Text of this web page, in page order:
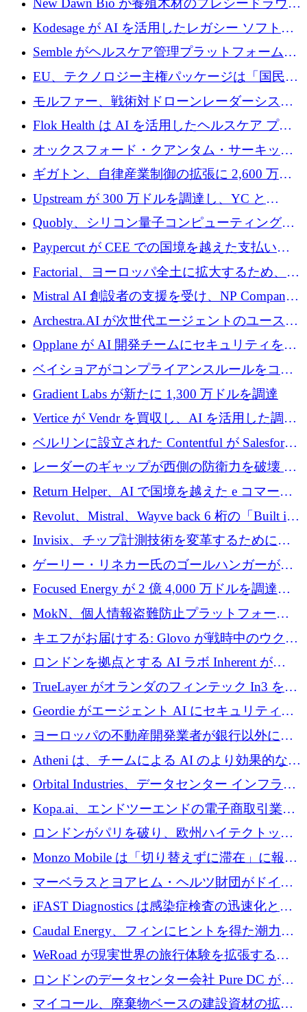
New Dawn Bio が養殖木材のプレシードラウン
ドで 210 万ユーロを調達
Kodesage が AI を活用したレガシー ソフトウ
ェアの最新化のために 660 万ドルを調達
Semble がヘルスケア管理プラットフォームを
拡大するためにシリーズ C で 3,000 万ポンド
を調達
EU、テクノロジー主権パッケージは「国民の
保護」に関するものだと発言
モルファー、戦術対ドローンレーダーシステ
ムを最前線に近づけるために150万ユーロを調
Flok Health は AI を活用したヘルスケア プラ
ットフォームの成長に 1,250 万ドルを投資
オックスフォード・クアンタム・サーキット
が「成人向け」2億6,000万ポンドの資金調達
ラウンドを獲得
ギガトン、自律産業制御の拡張に 2,600 万ド
ルを調達
Upstream が 300 万ドルを調達し、YC と
Xavier Niel が支援する共同 AI 受信箱を立ち上
Quobly、シリコン量子コンピューティングの
商用化のためにシリーズ A で 1 億 1,500 万ユ
ーロを調達
Paypercut が CEE での国境を越えた支払いを
拡大するために 500 万ユーロを確保
Factorial、ヨーロッパ全土に拡大するため、25
億ドルの評価額で1億5,000万ドルのシリーズD
Mistral AI 創設者の支援を受け、NP Company
がエンジニアリング向け AI を推進するために
600 万ユーロのプレシードを確保
Archestra.AI が次世代エージェントのユースケ
ースを実現するために 1,000 万ドルを調達
Opplane が AI 開発チームにセキュリティをも
たらすために 450 万ユーロを調達
ベイショアがコンプライアンスルールをコー
ド化するために800万ドルを調達
Gradient Labs が新たに 1,300 万ドルを調達
Vertice が Vendr を買収し、AI を活用した調達
インテリジェンス プラットフォームを構築
ベルリンに設立された Contentful が Salesforce
に買収される
レーダーのギャップが西側の防衛力を破壊 —
そしてベルリンのチップスタートアップがそ
れを埋める
Return Helper、AI で国境を越えた e コマース
の返品を利益に変えるシリーズ A で 400 万ド
ルを調達
Revolut、Mistral、Wayve back 6 桁の「Built in
Europe」キャンペーン
Invisix、チップ計測技術を変革するために
2,000 万ユーロのシードラウンドを完了
ゲーリー・リネカー氏のゴールハンガーがVC
事業を開始
Focused Energy が 2 億 4,000 万ドルを調達、
TrueLayer が In3 を買収、ロンドンが首位の座
を奪還
MokN、個人情報盗難防止プラットフォーム
の成長のためにシリーズ A で 1,500 万ドルを
調達
キエフがお届けする: Glovo が戦時中のウクラ
イナで最も急速に成長する市場の 1 つをどの
ように拡大したか
ロンドンを拠点とする AI ラボ Inherent が
5,000 万ドルの資金調達でステルスから浮上
TrueLayer がオランダのフィンテック In3 を買
収、チェックアウト時にクレジットを提供
Geordie がエージェント AI にセキュリティと
ガバナンスをもたらすために 3,000 万ドルを
ヨーロッパの不動産開発業者が銀行以外にも
目を向けているため、InRentoの資金調達額は
1億ユーロを突破
Atheni は、チームによる AI のより効果的な使
用を支援するために 35 万ポンドを確保
Orbital Industries、データセンター インフラス
トラクチャ システムの拡張に 5,000 万ドルを
確保
Kopa.ai、エンドツーエンドの電子商取引業務
用の AI エージェントを構築するために 200
万ユーロを調達
ロンドンがパリを破り、欧州ハイテクトップ
の座を奪還
Monzo Mobile は「切り替えずに滞在」に報酬
を与える
マーベラスとヨアヒム・ヘルツ財団がドイツ
の商業化ギャップを埋めるために2,000万ユー
ロのディープテック基金を立ち上げる
iFAST Diagnostics は感染症検査の迅速化と抗
菌薬耐性への取り組みに 500 万ポンドを寄付
Caudal Energy、フィンにヒントを得た潮力発
電技術の規模拡大に向けて 430 万ポンドを調
WeRoad が現実世界の旅行体験を拡張するた
めに 5,800 万ドルを獲得
ロンドンのデータセンター会社 Pure DC が欧
州と中東の拡張に 27 億ドルを確保
マイコール、廃棄物ベースの建設資材の拡大